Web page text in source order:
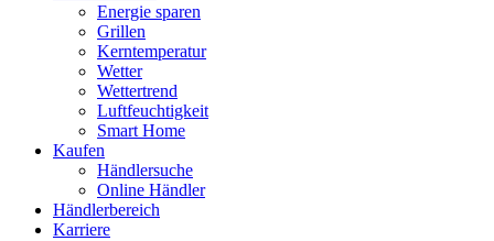
Energie sparen
Grillen
Kerntemperatur
Wetter
Wettertrend
Luftfeuchtigkeit
Smart Home
Kaufen
Händlersuche
Online Händler
Händlerbereich
Karriere